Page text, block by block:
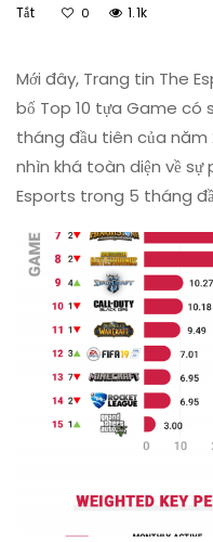
Tắt
LMHT
Đứng
Top
Trong
10
0 1.1k
Mới đây, Trang tin The
bố Top 10 tựa Game có
tháng đầu tiên của năm
nhìn khá toàn diện về
Esports trong 5 tháng